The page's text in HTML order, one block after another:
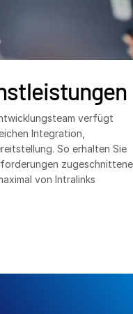
verfügt
Integration,
So erhalten Sie
zugeschnittene
von Intralinks